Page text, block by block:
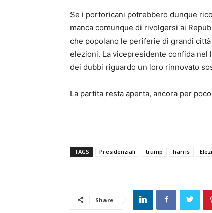
Se i portoricani potrebbero dunque
manca comunque di rivolgersi ai
che popolano le periferie di grandi
elezioni. La vicepresidente confida
dei dubbi riguardo un loro rinnovato
La partita resta aperta, ancora per
TAGS Presidenziali trump harris
Share